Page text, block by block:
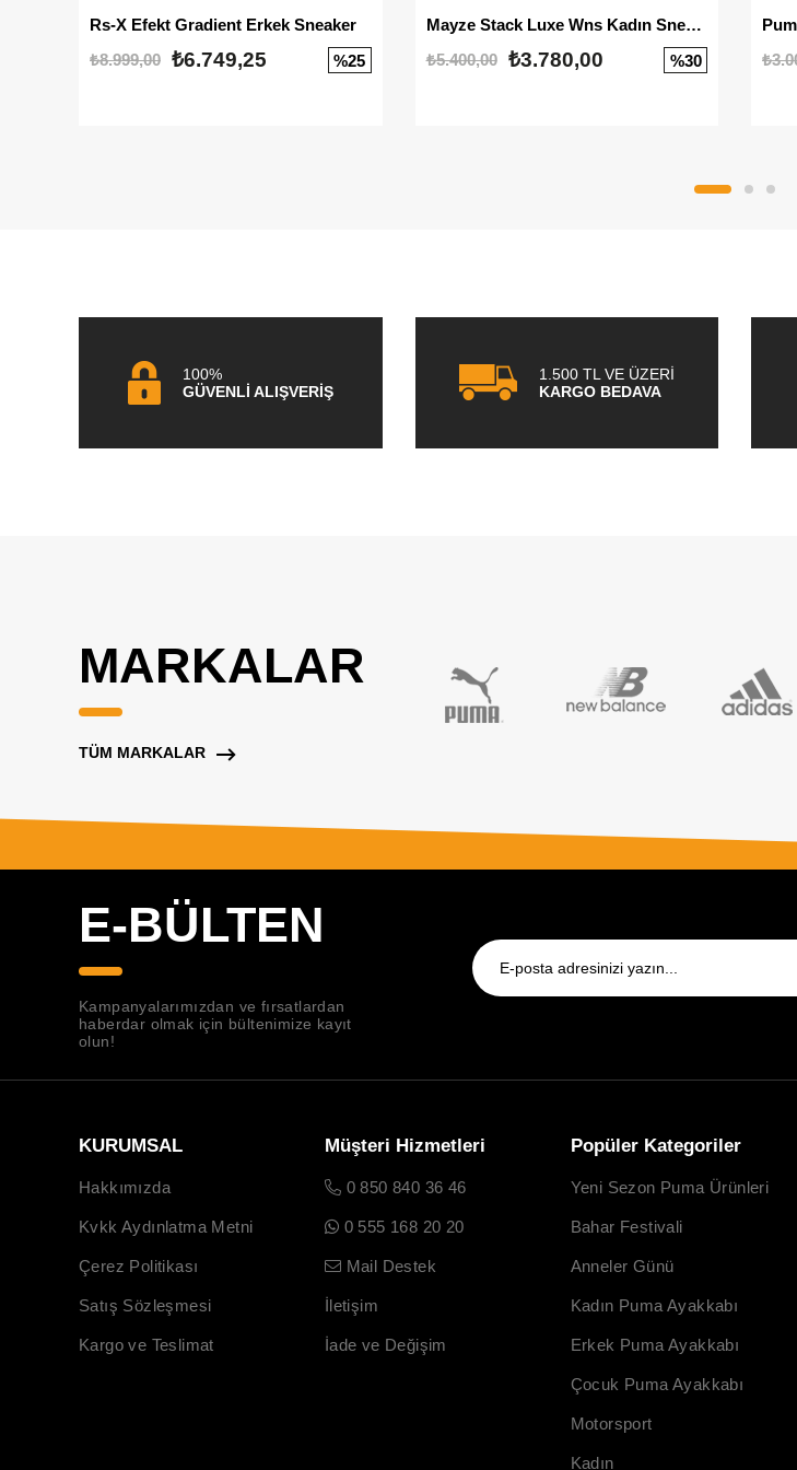
Rs-X Efekt Gradient Erkek Sneaker
₺8.999,00 ₺6.749,25 %25
Mayze Stack Luxe Wns Kadın Sneaker
₺5.400,00
₺3.780,00 %30
100%
GÜVENLİ ALIŞVERİŞ
1.500 TL VE ÜZERİ
KARGO BEDAVA
MARKALAR
TÜM MARKALAR
E-BÜLTEN
Kampanyalarımızdan ve fırsatlardan
haberdar olmak için bültenimize kayıt
olun!
KURUMSAL
Hakkımızda
Kvkk Aydınlatma Metni
Çerez Politikası
Satış Sözleşmesi
Kargo ve Teslimat
Müşteri Hizmetleri
0 850 840 36 46
0 555 168 20 20
Mail Destek
İletişim
İade ve Değişim
Popüler Kategoriler
Yeni Sezon Puma Ürünleri
Bahar Festivali
Anneler Günü
Kadın Puma Ayakkabı
Erkek Puma Ayakkabı
Çocuk Puma Ayakkabı
Motorsport
Kadın